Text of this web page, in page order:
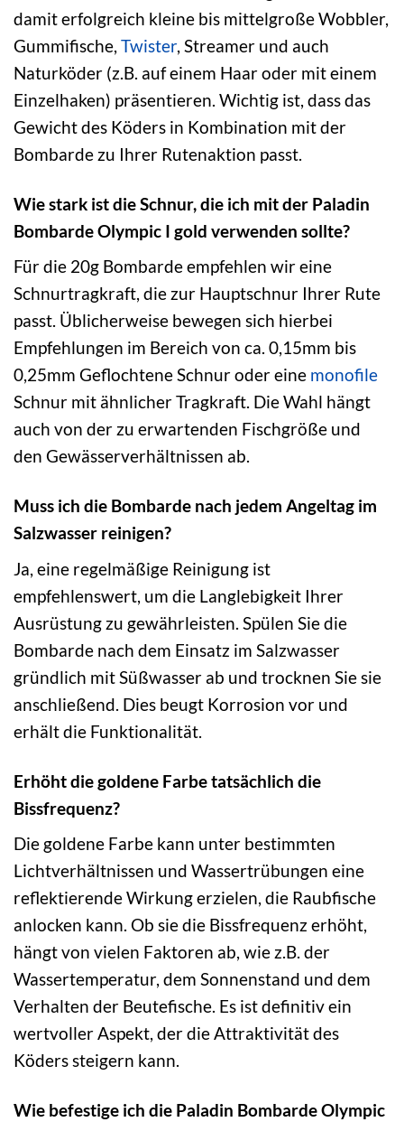
damit erfolgreich kleine bis mittelgroße Wobbler,
Gummifische, Twister, Streamer und auch
Naturköder (z.B. auf einem Haar oder mit einem
Einzelhaken) präsentieren. Wichtig ist, dass das
Gewicht des Köders in Kombination mit der
Bombarde zu Ihrer Rutenaktion passt.
Wie stark ist die Schnur, die ich mit der Paladin
Bombarde Olympic I gold verwenden sollte?
Für die 20g Bombarde empfehlen wir eine
Schnurtragkraft, die zur Hauptschnur Ihrer Rute
passt. Üblicherweise bewegen sich hierbei
Empfehlungen im Bereich von ca. 0,15mm bis
0,25mm Geflochtene Schnur oder eine monofile
Schnur mit ähnlicher Tragkraft. Die Wahl hängt
auch von der zu erwartenden Fischgröße und
den Gewässerverhältnissen ab.
Muss ich die Bombarde nach jedem Angeltag im
Salzwasser reinigen?
Ja, eine regelmäßige Reinigung ist
empfehlenswert, um die Langlebigkeit Ihrer
Ausrüstung zu gewährleisten. Spülen Sie die
Bombarde nach dem Einsatz im Salzwasser
gründlich mit Süßwasser ab und trocknen Sie sie
anschließend. Dies beugt Korrosion vor und
erhält die Funktionalität.
Erhöht die goldene Farbe tatsächlich die
Bissfrequenz?
Die goldene Farbe kann unter bestimmten
Lichtverhältnissen und Wassertrübungen eine
reflektierende Wirkung erzielen, die Raubfische
anlocken kann. Ob sie die Bissfrequenz erhöht,
hängt von vielen Faktoren ab, wie z.B. der
Wassertemperatur, dem Sonnenstand und dem
Verhalten der Beutefische. Es ist definitiv ein
wertvoller Aspekt, der die Attraktivität des
Köders steigern kann.
Wie befestige ich die Paladin Bombarde Olympic